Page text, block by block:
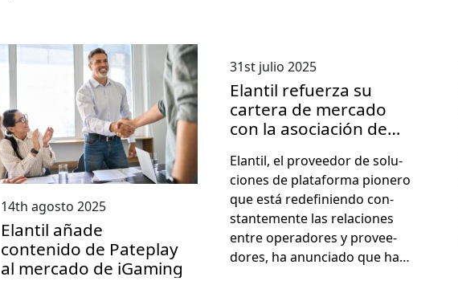
14th agosto 2025
Elantil añade
contenido de Pateplay
al mercado de iGaming
31st julio 2025
Elantil refuerza su
cartera de mercado
con la asociación de
Elan­til, el provee­dor de solu­
ciones de platafor­ma pio­nero
que está redefinien­do con­
stan­te­mente las rela­ciones
entre oper­adores y provee­
dores, ha anun­ci­a­do que ha…